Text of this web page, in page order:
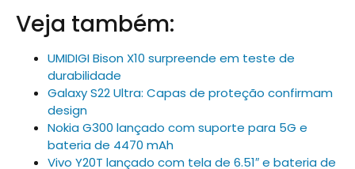
Veja também:
UMIDIGI Bison X10 surpreende em teste de
durabilidade
Galaxy S22 Ultra: Capas de proteção confirmam
design
Nokia G300 lançado com suporte para 5G e
bateria de 4470 mAh
Vivo Y20T lançado com tela de 6.51″ e bateria de